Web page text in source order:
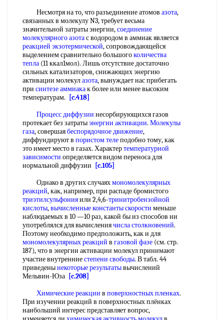
Несмотря на то, что разъединение атомов азота,
связанных в молекулу N3, требует весьма
значительной затраты энергии,соединение
молекулярногоазотас водородом в аммиак является
реакцией экзотермической, сопровождающейся
выделением сравнительно большогоколичества
тепла (11 ккал1мол). Лишь отсутствие достаточно
сильных катализаторов, снижающих энергию
активации молекулазота, вынуждает нас прибегать
при синтезе аммиакак более или менее высоким
температурам.
[c.418]
Процесс диффузии несорбирующихся газов
протекает без затратыэнергии активации. Молекулы
газа, совершаябеспорядочное движение,
диффундируют в пористом телеподобно тому, как
это имеет место в газах. Характертемпературной
зависимости определяется видом переноса для
нормальной диффузии
[c.105]
Однако в других случаяхмономолекулярных
реакций, как, например, при распаде бромистого
триэтилсульфонияили 2,4,6-тринитробензойной
кислоты,вычисленные константы скорости меньше
наблюдаемых в 10 —10 раз, какой бы из способов ни
употреблялся для вычислениячисла столкновений.
Поэтому необходимо предположить, как и для
мономолекулярных реакций в газовой фазе (см. стр.
187), что в энергии активации молекул принимают
участие внутренниестепени свободы. В табл. 44
приведенынекоторые результатывычислений
Мельвин-Юза [c.208]
Химические реакции в поверхностных пленках.
При изучении реакций в поверхностных плёнках
наибольший интерес представляет вопрос,